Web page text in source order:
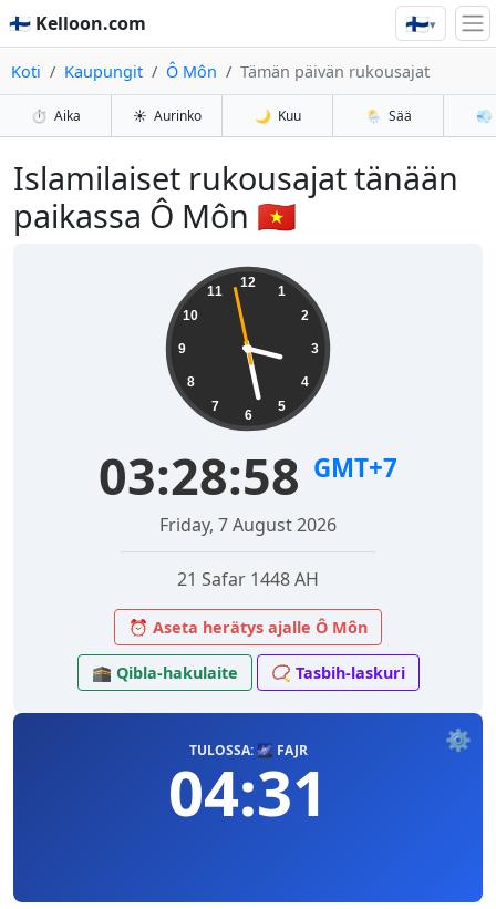
🇫🇮 Kelloon.com 🇫🇮▾
Koti Kaupungit Ô Môn Tämän päivän rukousajat
⏱️ Aika ☀️ Aurinko 🌙 Kuu 🌦️ Sää 💨
Islamilaiset rukousajat tänään
paikassa Ô Môn 🇻🇳
12
1
2
3
4
5
6
7
8
9
10
11
03:28:58 GMT+7
Friday, 7 August 2026
21 Safar 1448 AH
⏰ Aseta herätys ajalle Ô Môn
🕋 Qibla-hakulaite 📿 Tasbih-laskuri
⚙️
TULOSSA: 🌌 FAJR
04:31